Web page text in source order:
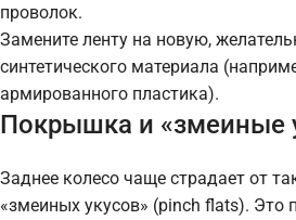
проволок.
Замените ленту на новую,
синтетического материала
армированного пластика).
Покрышка и «змеиные
Заднее колесо чаще страдает от
«змеиных укусов» (pinch flats). Это